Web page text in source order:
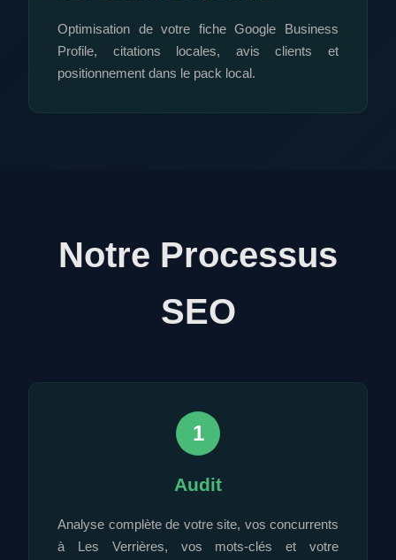
Optimisation de votre fiche Google Business
Profile, citations locales, avis clients et
positionnement dans le pack local.
Notre Processus
SEO
1
Audit
Analyse complète de votre site, vos concurrents
à Les Verrières, vos mots-clés et votre